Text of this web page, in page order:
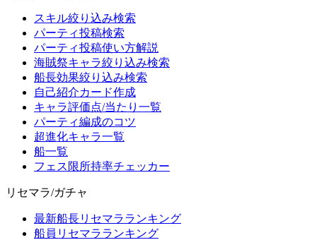
スキル絞り込み検索
パーティ投稿検索
パーティ投稿使い方解説
海賊祭キャラ絞り込み検索
船長効果絞り込み検索
自己紹介カード作成
キャラ評価点/当たり一覧
パーティ編成のコツ
超進化キャラ一覧
船一覧
フェス限所持率チェッカー
リセマラ/ガチャ
最新船長リセマラランキング
船員リセマラランキング